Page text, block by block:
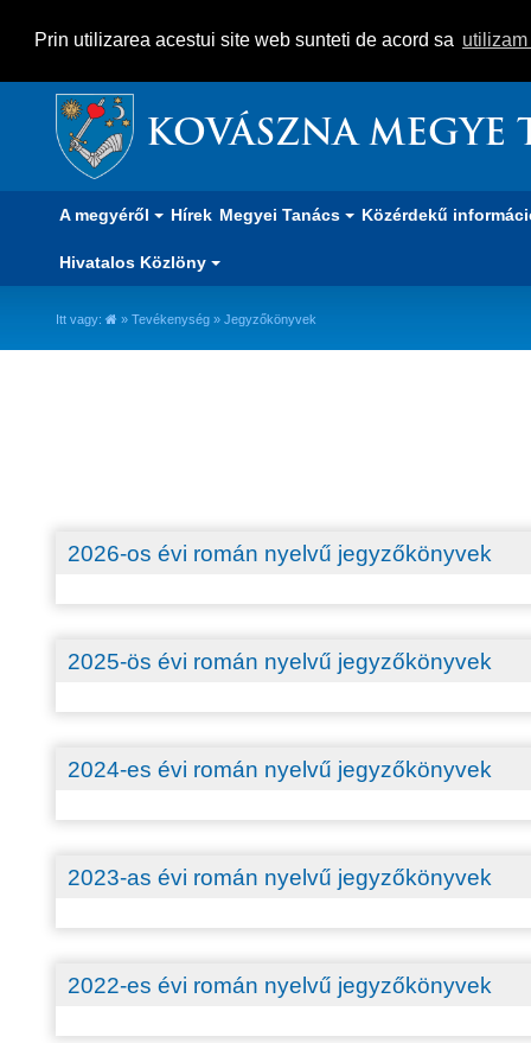
Prin utilizarea acestui site web sunteti de acord sa
KOVÁSZNA MEGYE
A megyéről Hírek Megyei Tanács Közérdekű
Hivatalos Közlöny
Itt vagy: » Tevékenység » Jegyzőkönyvek
2026-os évi román nyelvű jegyzőkönyvek
2025-ös évi román nyelvű jegyzőkönyvek
2024-es évi román nyelvű jegyzőkönyvek
2023-as évi román nyelvű jegyzőkönyvek
2022-es évi román nyelvű jegyzőkönyvek